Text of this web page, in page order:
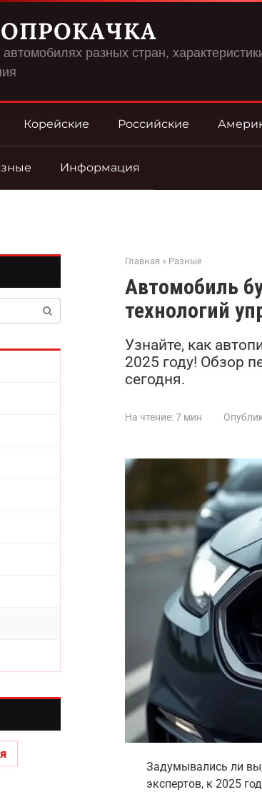
разных стран,
Корейские Российские
Информация
Главная » Разные
Автомобиль
технологий
Узнайте, как
2025 году! Обзор
сегодня.
На чтение:7 мин
Задумывались ли
экспертов, к 2025